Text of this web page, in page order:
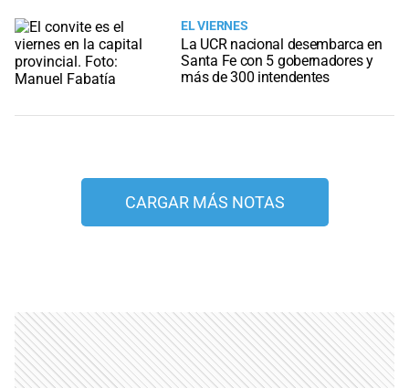
EL VIERNES
La UCR nacional desembarca en
Santa Fe con 5 gobernadores y
más de 300 intendentes
CARGAR MÁS NOTAS